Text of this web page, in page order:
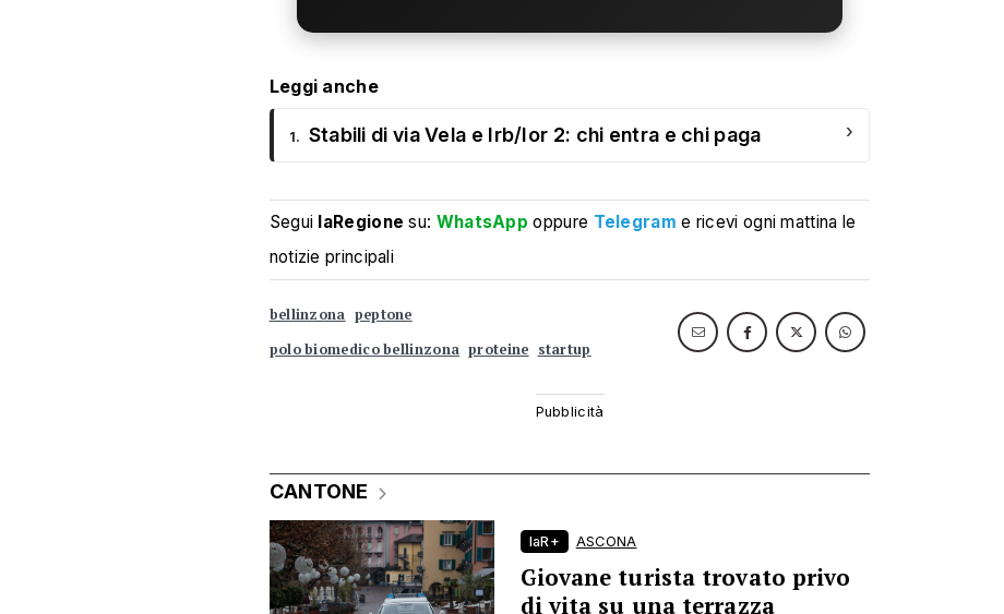
Leggi anche
1. Stabili di via Vela e Irb/Ior 2: chi entra e chi paga ›
Segui laRegione su: WhatsApp oppure Telegram e ricevi ogni mattina le
notizie principali
bellinzona peptone
polo biomedico bellinzona proteine startup
CANTONE
laR+ ASCONA
Giovane turista trovato privo
di vita su una terrazza